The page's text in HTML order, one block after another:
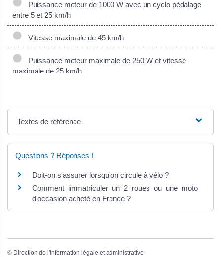
Puissance moteur de 1000 W avec un cyclo pédalage
entre 5 et 25 km/h
Vitesse maximale de 45 km/h
Puissance moteur maximale de 250 W et vitesse
maximale de 25 km/h
Textes de référence
Questions ? Réponses !
Doit-on s'assurer lorsqu'on circule à vélo ?
Comment immatriculer un 2 roues ou une moto
d'occasion acheté en France ?
© Direction de l'information légale et administrative